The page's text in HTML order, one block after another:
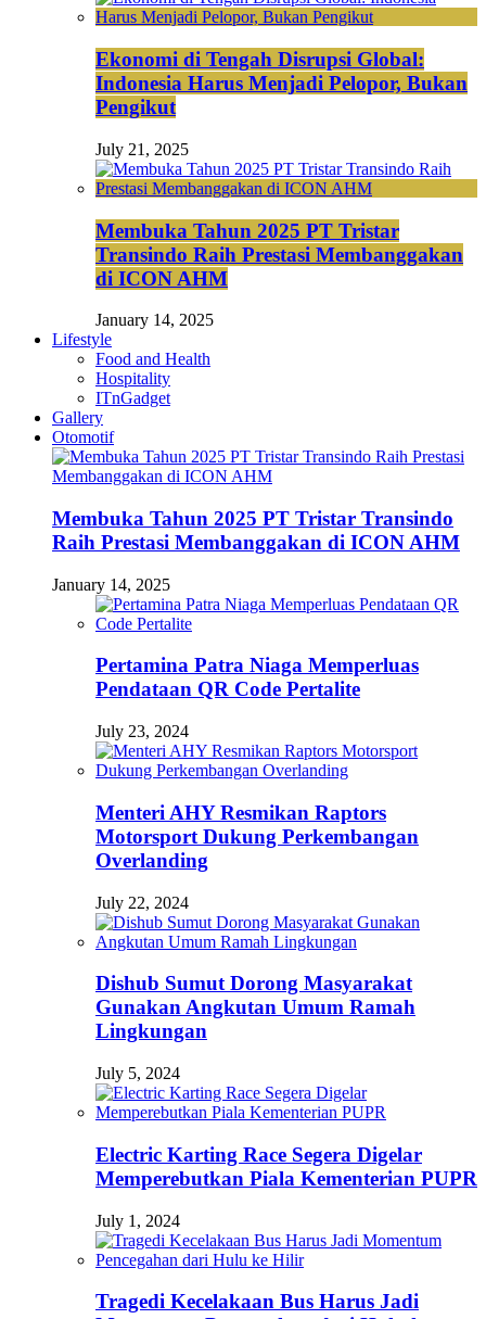
Ekonomi di Tengah Disrupsi Global:
Indonesia Harus Menjadi Pelopor, Bukan
Pengikut
July 21, 2025
Membuka Tahun 2025 PT Tristar
Transindo Raih Prestasi Membanggakan
di ICON AHM
January 14, 2025
Lifestyle
Food and Health
Hospitality
ITnGadget
Gallery
Otomotif
Membuka Tahun 2025 PT Tristar Transindo
Raih Prestasi Membanggakan di ICON AHM
January 14, 2025
Pertamina Patra Niaga Memperluas
Pendataan QR Code Pertalite
July 23, 2024
Menteri AHY Resmikan Raptors
Motorsport Dukung Perkembangan
Overlanding
July 22, 2024
Dishub Sumut Dorong Masyarakat
Gunakan Angkutan Umum Ramah
Lingkungan
July 5, 2024
Electric Karting Race Segera Digelar
Memperebutkan Piala Kementerian PUPR
July 1, 2024
Tragedi Kecelakaan Bus Harus Jadi